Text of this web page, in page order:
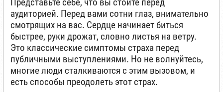
Представьте себе, что вы стоите перед
аудиторией. Перед вами сотни глаз, внимательно
смотрящих на вас. Сердце начинает биться
быстрее, руки дрожат, словно листья на ветру.
Это классические симптомы страха перед
публичными выступлениями. Но не волнуйтесь,
многие люди сталкиваются с этим вызовом, и
есть способы преодолеть этот страх.